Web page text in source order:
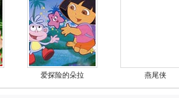
爱探险的朵拉 燕尾侠